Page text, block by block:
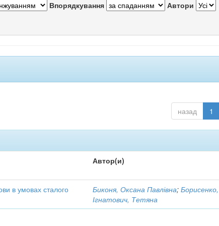
Впорядкування Автори
назад 1
Автор(и)
в умовах сталого
Биконя, Оксана Павлівна;
Ігнатович, Тетяна